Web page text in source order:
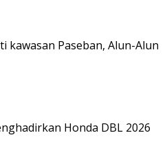
kawasan Paseban, Alun-Alun
Honda DBL 2026